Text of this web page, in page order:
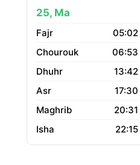
25, Ma
05:02
06:53
13:42
17:30
20:31
22:15